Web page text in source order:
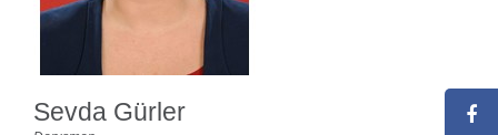
Sevda Gürler